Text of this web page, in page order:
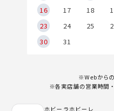
16
17 18
23
24 25
30
31
※Webから
※各実店舗の営業時間
ホビーラホビーレ